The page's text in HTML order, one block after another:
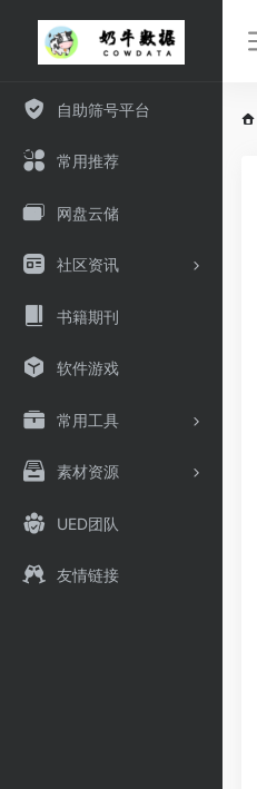
自助筛号平台
常用推荐
网盘云储
社区资讯
书籍期刊
软件游戏
常用工具
素材资源
UED团队
友情链接